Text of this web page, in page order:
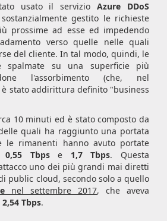
usato il servizioAzure DDoS
gestito le richieste
prossime ad esse ed impedendo
verso quelle nelle quali
del cliente. In tal modo, quindi, le
spalmate su una superficie più
l'assorbimento (che, nel
stato addirittura definito "business
10 minuti ed è stato composto da
quali ha raggiunto una portata
rimanenti hanno avuto portate
0,55 Tbpse 1,7 Tbps. Questa
uno dei più grandi mai diretti
public cloud, secondo solo a quello
nel settembre 2017, che aveva
2,54 Tbps.